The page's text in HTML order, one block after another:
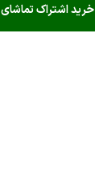
خرید اشتراک تماشای